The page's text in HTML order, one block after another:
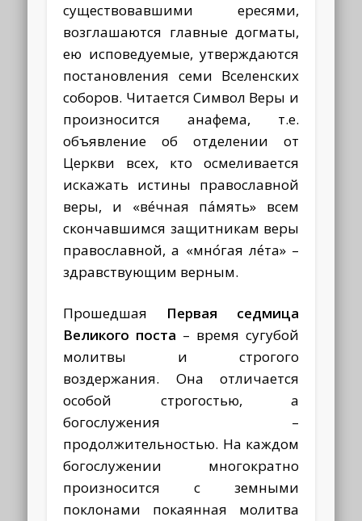
существовавшими ересями,
возглашаются главные догматы,
ею исповедуемые, утверждаются
постановления семи Вселенских
соборов. Читается Символ Веры и
произносится анафема, т.е.
объявление об отделении от
Церкви всех, кто осмеливается
искажать истины православной
веры, и «ве́чная па́мять» всем
скончавшимся защитникам веры
православной, а «мно́гая ле́та» –
здравствующим верным.
Прошедшая Первая седмица
Великого поста – время сугубой
молитвы и строгого
воздержания. Она отличается
особой строгостью, а
богослужения –
продолжительностью. На каждом
богослужении многократно
произносится с земными
поклонами покаянная молитва